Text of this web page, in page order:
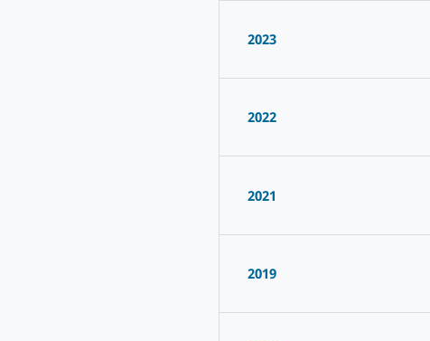
2023
2022
2021
2019